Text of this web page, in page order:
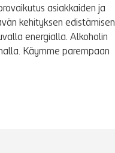
asiakkaiden ja
kehityksen edistämisen
energialla. Alkoholin
Käymme parempaan